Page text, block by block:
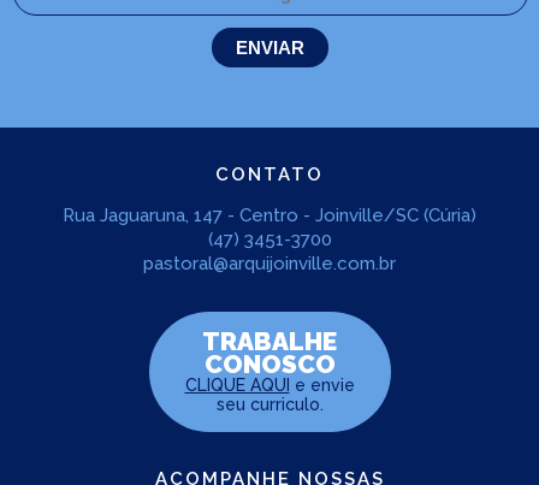
CONTATO
Rua Jaguaruna, 147 - Centro - Joinville/SC (Cúria)
(47) 3451-3700
pastoral@arquijoinville.com.br
TRABALHE
CONOSCO
CLIQUE AQUI e envie
seu curriculo.
ACOMPANHE NOSSAS